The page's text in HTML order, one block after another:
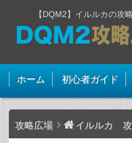
【DQM2】イルルカの攻
ホーム 初心者ガイド
攻略広場 イルルカ